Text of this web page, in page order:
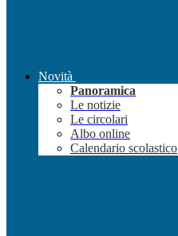
Novità
Panoramica
Le notizie
Le circolari
Albo online
Calendario scolastico